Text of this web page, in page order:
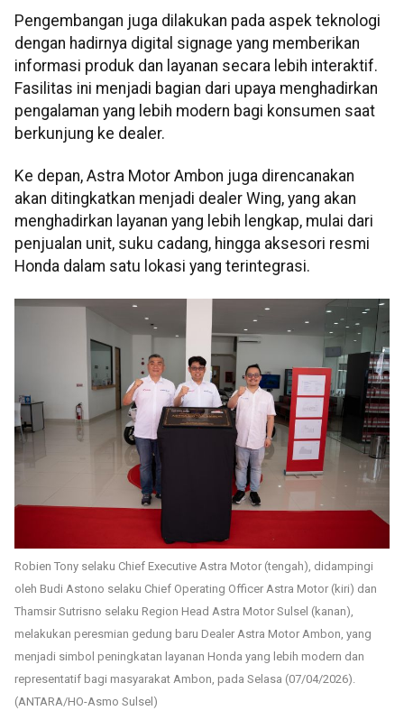
Pengembangan juga dilakukan pada aspek teknologi
dengan hadirnya digital signage yang memberikan
informasi produk dan layanan secara lebih interaktif.
Fasilitas ini menjadi bagian dari upaya menghadirkan
pengalaman yang lebih modern bagi konsumen saat
berkunjung ke dealer.
Ke depan, Astra Motor Ambon juga direncanakan
akan ditingkatkan menjadi dealer Wing, yang akan
menghadirkan layanan yang lebih lengkap, mulai dari
penjualan unit, suku cadang, hingga aksesori resmi
Honda dalam satu lokasi yang terintegrasi.
Robien Tony selaku Chief Executive Astra Motor (tengah), didampingi
oleh Budi Astono selaku Chief Operating Officer Astra Motor (kiri) dan
Thamsir Sutrisno selaku Region Head Astra Motor Sulsel (kanan),
melakukan peresmian gedung baru Dealer Astra Motor Ambon, yang
menjadi simbol peningkatan layanan Honda yang lebih modern dan
representatif bagi masyarakat Ambon, pada Selasa (07/04/2026).
(ANTARA/HO-Asmo Sulsel)